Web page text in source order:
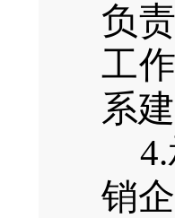
负
工
系
销